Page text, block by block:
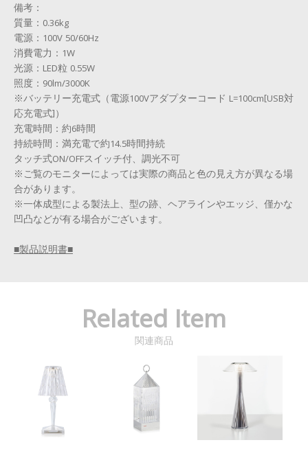
備考：
質量：0.36kg
電源：100V 50/60Hz
消費電力：1W
光源：LED粒 0.55W
照度：90lm/3000K
※バッテリー充電式（電源100Vアダプターコード L=100cm[USB対
応充電式]）
充電時間：約6時間
持続時間：満充電で約14.5時間持続
タッチ式ON/OFFスイッチ付、調光不可
※ご覧のモニターによっては実際の商品と色の見え方が異なる場
合があります。
※一体成型による製法上、型の跡、ヘアラインやエッジ、僅かな
凹凸などが有る場合がございます。
■製品説明書■
Related Item
関連商品